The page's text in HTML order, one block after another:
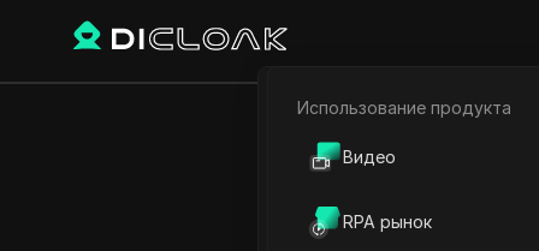
Электронная коммерция
Использование продукта
Видео
RPA рынок
Как